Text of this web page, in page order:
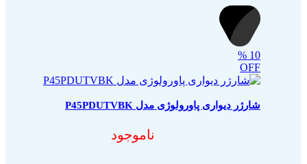
10
%
OFF
شارژر دیواری پاورولوژی مدل P45PDUTVBK
ناموجود